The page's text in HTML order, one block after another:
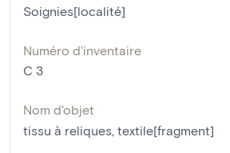
Soignies[localité]
Numéro d'inventaire
C 3
Nom d'objet
tissu à reliques, textile[fragment]